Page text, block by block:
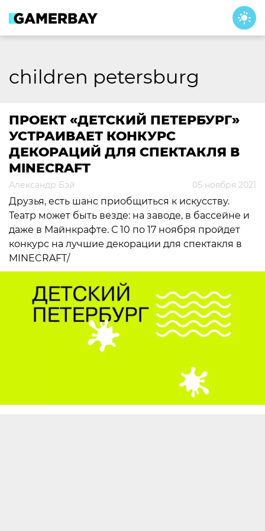
content
children petersburg
ПРОЕКТ «ДЕТСКИЙ ПЕТЕРБУРГ»
УСТРАИВАЕТ КОНКУРС
ДЕКОРАЦИЙ ДЛЯ СПЕКТАКЛЯ В
MINECRAFT
Александр Бэй 05 ноября 2021
Друзья, есть шанс приобщиться к искусству.
Театр может быть везде: на заводе, в бассейне и
даже в Майнкрафте. С 10 по 17 ноября пройдет
конкурс на лучшие декорации для спектакля в
MINECRAFT/